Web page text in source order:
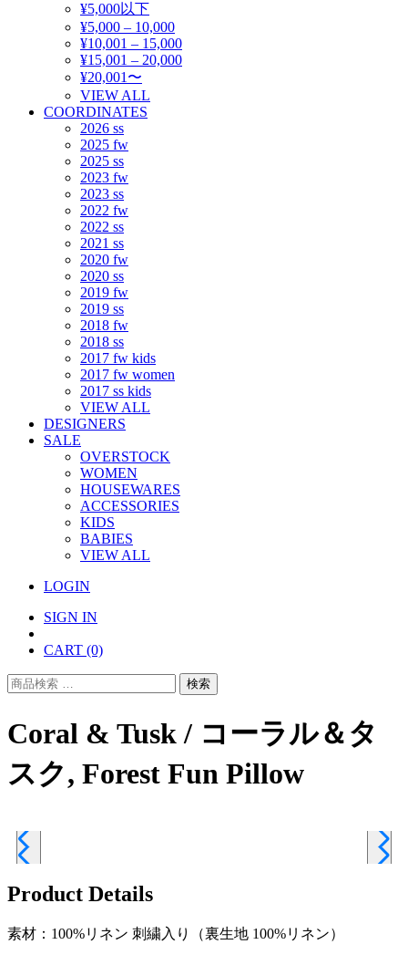
¥5,000以下
¥5,000 – 10,000
¥10,001 – 15,000
¥15,001 – 20,000
¥20,001〜
VIEW ALL
COORDINATES
2026 ss
2025 fw
2025 ss
2023 fw
2023 ss
2022 fw
2022 ss
2021 ss
2020 fw
2020 ss
2019 fw
2019 ss
2018 fw
2018 ss
2017 fw kids
2017 fw women
2017 ss kids
VIEW ALL
DESIGNERS
SALE
OVERSTOCK
WOMEN
HOUSEWARES
ACCESSORIES
KIDS
BABIES
VIEW ALL
LOGIN
SIGN IN
CART (0)
検
象:
検索
Coral & Tusk / コーラル＆タ
スク, Forest Fun Pillow
Product Details
素材：100%リネン 刺繍入り（裏生地 100%リネン）